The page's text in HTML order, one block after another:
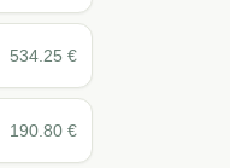
534.25 €
190.80 €